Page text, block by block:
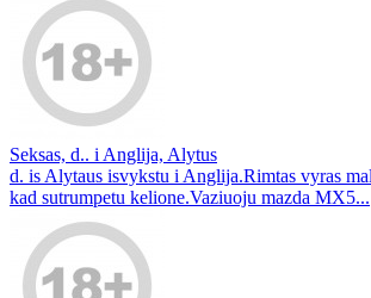
Seksas, d.. i Anglija, Alytus
d. is Alytaus isvykstu i Anglija.Rimtas vyras
kad sutrumpetu kelione.Vaziuoju mazda MX5...